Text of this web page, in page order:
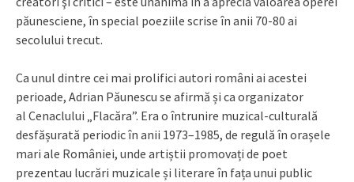
păunesciene, în special poeziile scrise în anii 70-80 ai
secolului trecut.
Ca unul dintre cei mai prolifici autori români ai acestei
perioade, Adrian Păunescu se afirmă și ca organizator
al Cenaclului „Flacăra”. Era o întrunire muzical-culturală
desfășurată periodic în anii 1973–1985, de regulă în orașele
mari ale României, unde artiștii promovați de poet
prezentau lucrări muzicale și literare în fața unui public